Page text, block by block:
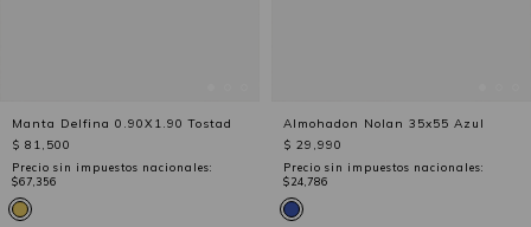
Manta Delfina 0.90X1.90 Tostad
$ 81,500
Precio sin impuestos nacionales:
$67,356
Almohadon Nolan 35x55 Azul
$ 29,990
Precio sin impuestos nacionales:
$24,786